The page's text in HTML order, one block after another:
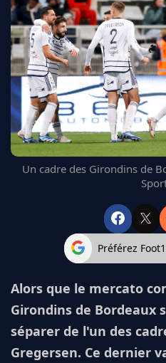
EDF
PSG
LIGUE 1
REAL MADRID
FC BARCELONE
MANCHESTER UNITED
CHELSEA
ARSENAL
BAYERN
L'AVIS DE LA RÉDAC'
Un cadre des Girondins de
Préférez
Alors que le mercato
Girondins de Bordeaux
séparer de l'un des
Gregersen. Ce dernier